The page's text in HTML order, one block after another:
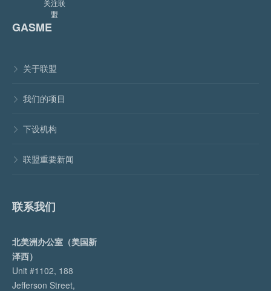
关注联
盟
GASME
 关于联盟
 我们的项目
 下设机构
 联盟重要新闻
联系我们
北美洲办公室（美国新
泽西）
Unit #1102, 188
Jefferson Street,